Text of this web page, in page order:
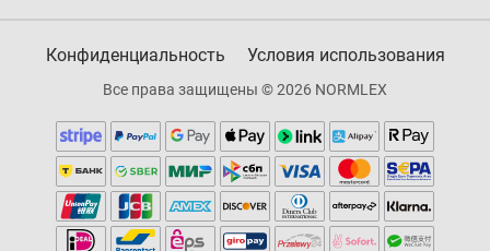
Конфиденциальность Условия использования
Все права защищены © 2026 NORMLEX